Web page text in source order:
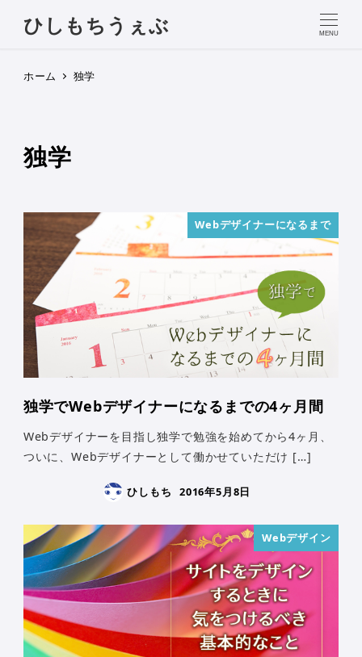
ひしもちうぇぶ MENU
ホーム 独学
独学
Webデザイナーになるまで
独学でWebデザイナーになるまでの4ヶ月間
Webデザイナーを目指し独学で勉強を始めてから4ヶ月、
ついに、Webデザイナーとして働かせていただけ […]
ひしもち 2016年5月8日
Webデザイン